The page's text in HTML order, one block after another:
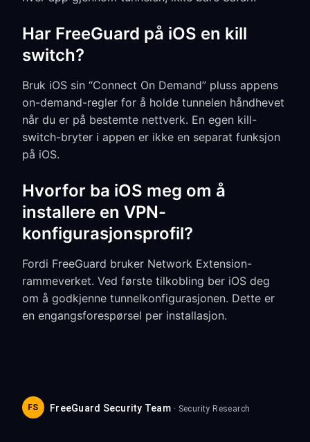
Har FreeGuard på iOS en kill
switch?
Bruk iOS sin “Connect On Demand” pluss appens
on-demand-regler for å holde tunnelen håndhevet
når du er på bestemte nettverk. En egen kill-
switch-bryter i appen er ikke en separat funksjon
på iOS.
Hvorfor ba iOS meg om å
installere en VPN-
konfigurasjonsprofil?
Fordi FreeGuard bruker Network Extension-
rammeverket. Ved første tilkobling ber iOS deg
om å godkjenne tunnelkonfigurasjonen. Dette er
en engangsforespørsel per installasjon.
FS FreeGuard Security Team · Security Research